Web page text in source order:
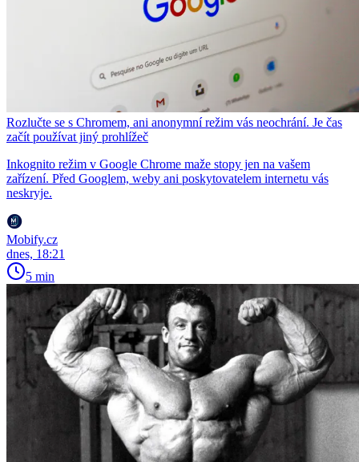
Rozlučte se s Chromem, ani anonymní režim vás neochrání. Je čas
začít používat jiný prohlížeč
Inkognito režim v Google Chrome maže stopy jen na vašem
zařízení. Před Googlem, weby ani poskytovatelem internetu vás
neskryje.
Mobify.cz
dnes, 18:21
5 min